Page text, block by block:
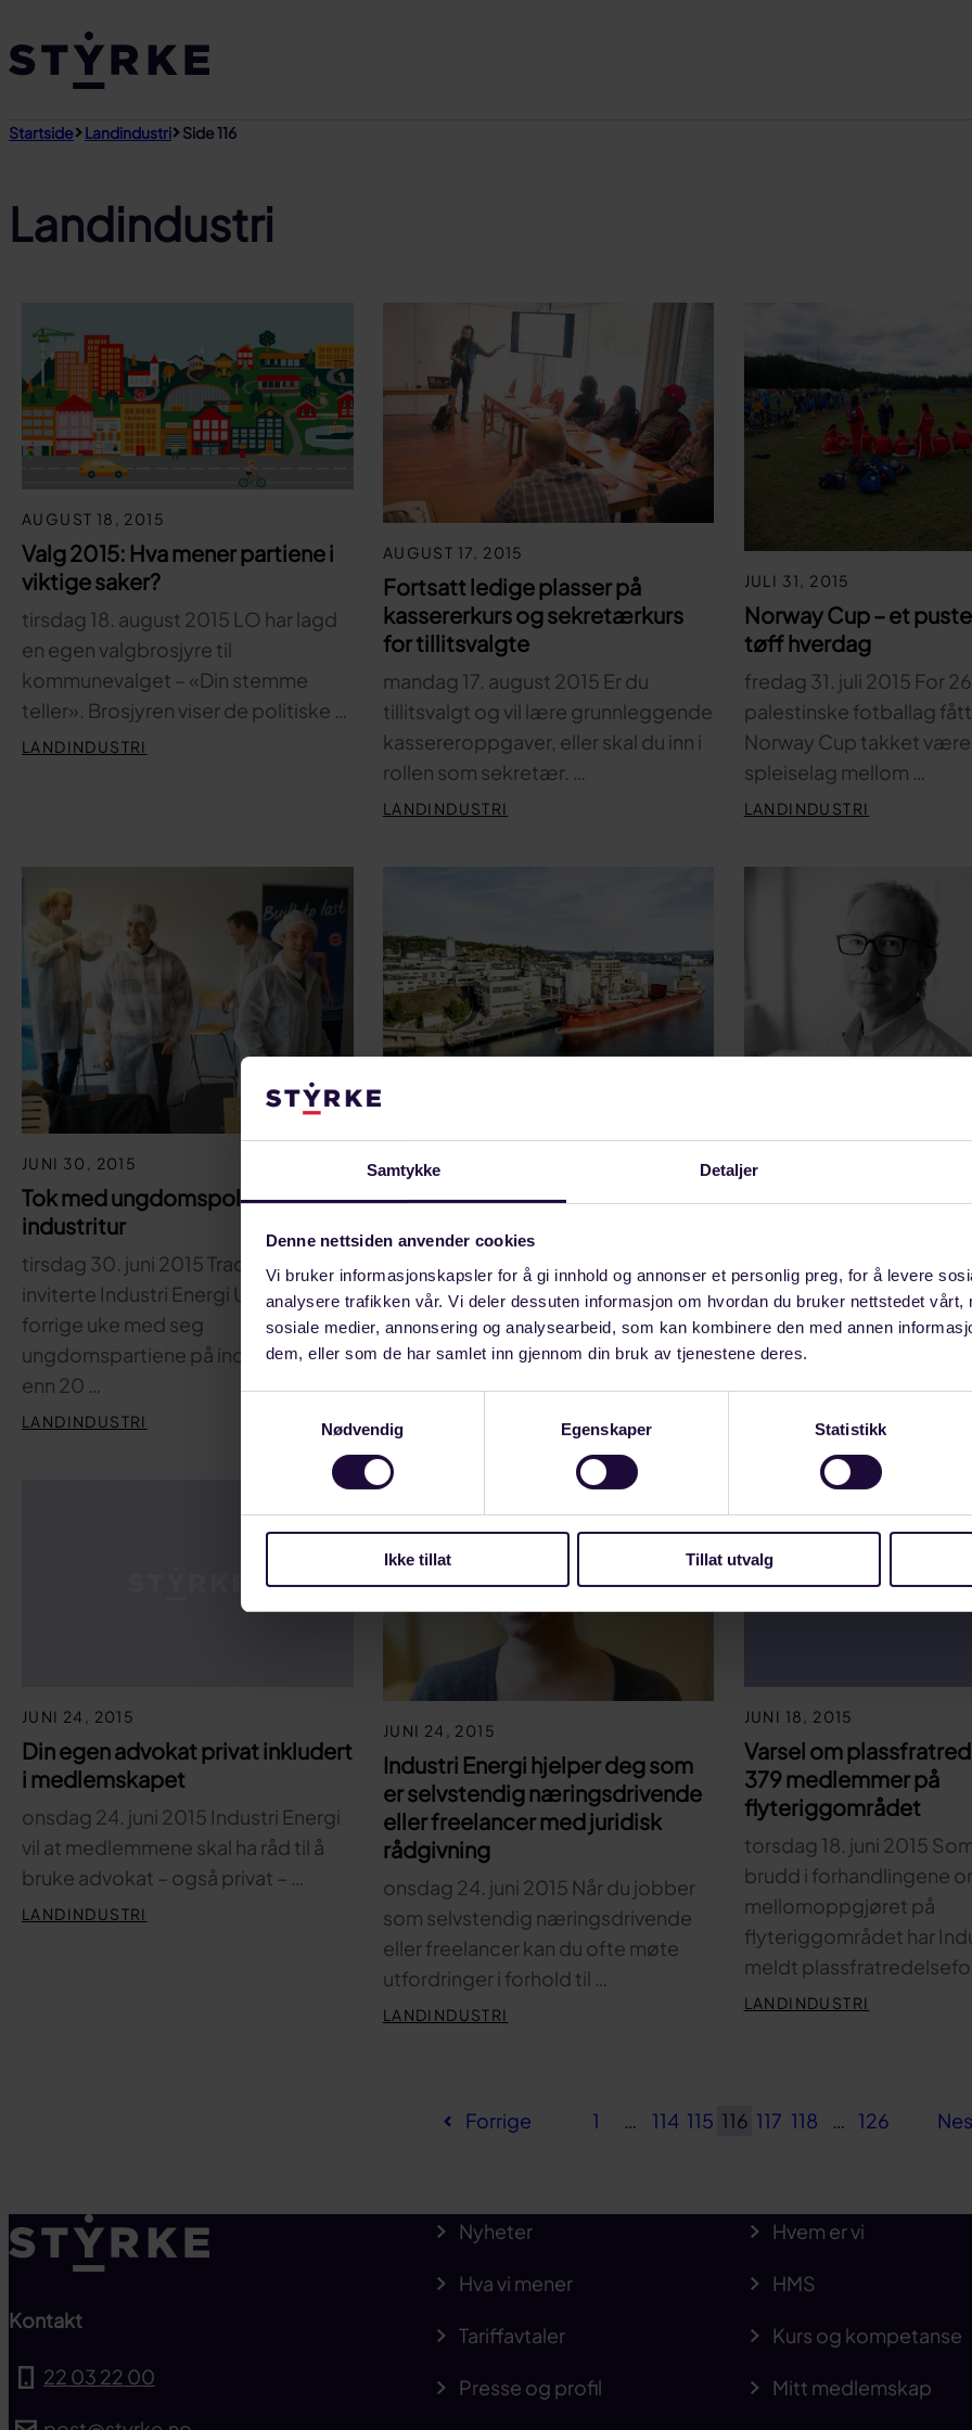
Samtykke Detaljer
Denne nettsiden anvender cookies
Vi bruker informasjonskapsler for å gi innhold og annonser et personlig preg, for å levere
analysere trafikken vår. Vi deler dessuten informasjon om hvordan du bruker nettstedet vårt,
sosiale medier, annonsering og analysearbeid, som kan kombinere den med annen
dem, eller som de har samlet inn gjennom din bruk av tjenestene deres.
Nødvendig
Egenskaper Statistikk
Ikke tillat Tillat utvalg
til
innhold
Startside Landindustri Side 116
Landindustri
AUGUST 18, 2015
Valg 2015: Hva mener partiene i
viktige saker?
tirsdag 18. august 2015 LO har lagd
en egen valgbrosjyre til
kommunevalget – «Din stemme
teller». Brosjyren viser de politiske …
LANDINDUSTRI
AUGUST 17, 2015
Fortsatt ledige plasser på
kassererkurs og sekretærkurs
for tillitsvalgte
mandag 17. august 2015 Er du
tillitsvalgt og vil lære grunnleggende
kassereroppgaver, eller skal du inn i
rollen som sekretær. …
LANDINDUSTRI
JULI 31, 2015
Norway Cup – et
tøff hverdag
fredag 31. juli 2015 For
palestinske fotballag
Norway Cup takket
spleiselag mellom …
LANDINDUSTRI
JUNI 30, 2015
Tok med ungdomspolitikerne på
industritur
tirsdag 30. juni 2015 Tradisjonen tro
inviterte Industri Energi Ungdom
forrige uke med seg
ungdomspartiene på industritur. Mer
enn 20 …
LANDINDUSTRI
ny kobberteknologi
Nikkelverk i Kristiansand får 380
millioner kroner i støtte fra Enova til å
delfinansiere et …
LANDINDUSTRI
gasseksport til
frem følgende
Eksport av vannkraft til
vil erstatte gass …
JUNI 24, 2015
Din egen advokat privat inkludert
i medlemskapet
onsdag 24. juni 2015 Industri Energi
vil at medlemmene skal ha råd til å
bruke advokat – også privat – …
LANDINDUSTRI
JUNI 24, 2015
Industri Energi hjelper deg som
er selvstendig næringsdrivende
eller freelancer med juridisk
rådgivning
onsdag 24. juni 2015 Når du jobber
som selvstendig næringsdrivende
eller freelancer kan du ofte møte
utfordringer i forhold til …
LANDINDUSTRI
JUNI 18, 2015
Varsel om
379 medlemmer på
flyteriggområdet
torsdag 18. juni 2015
brudd i forhandlingene
mellomoppgjøret på
flyteriggområdet har
meldt
LANDINDUSTRI
Forrige 1 … 114 115 116 117 118 … 126
Kontakt
22 03 22 00
Nyheter Hvem er vi
Hva vi mener HMS
Tariffavtaler Kurs og kompetanse
Presse og profil Mitt medlemskap